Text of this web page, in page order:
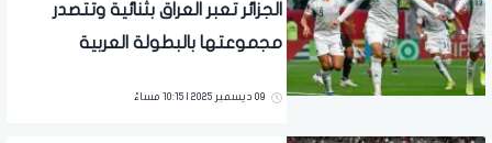
الجزائر تعبر العراق بثنائية وتتصدر
مجموعتها بالبطولة العربية
09 ديسمبر 2025 | 10:15 مساءً